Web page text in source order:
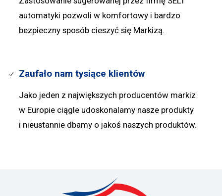
automatyki pozwoli w komfortowy i bardzo
bezpieczny sposób cieszyć się Markizą.
Zaufało nam tysiące klientów
Jako jeden z największych producentów markiz
w Europie ciągle udoskonalamy nasze produkty
i nieustannie dbamy o jakoś naszych produktów.